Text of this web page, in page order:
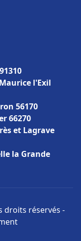
l'Exil
56170
66270
et Lagrave
la Grande
droits réservés -